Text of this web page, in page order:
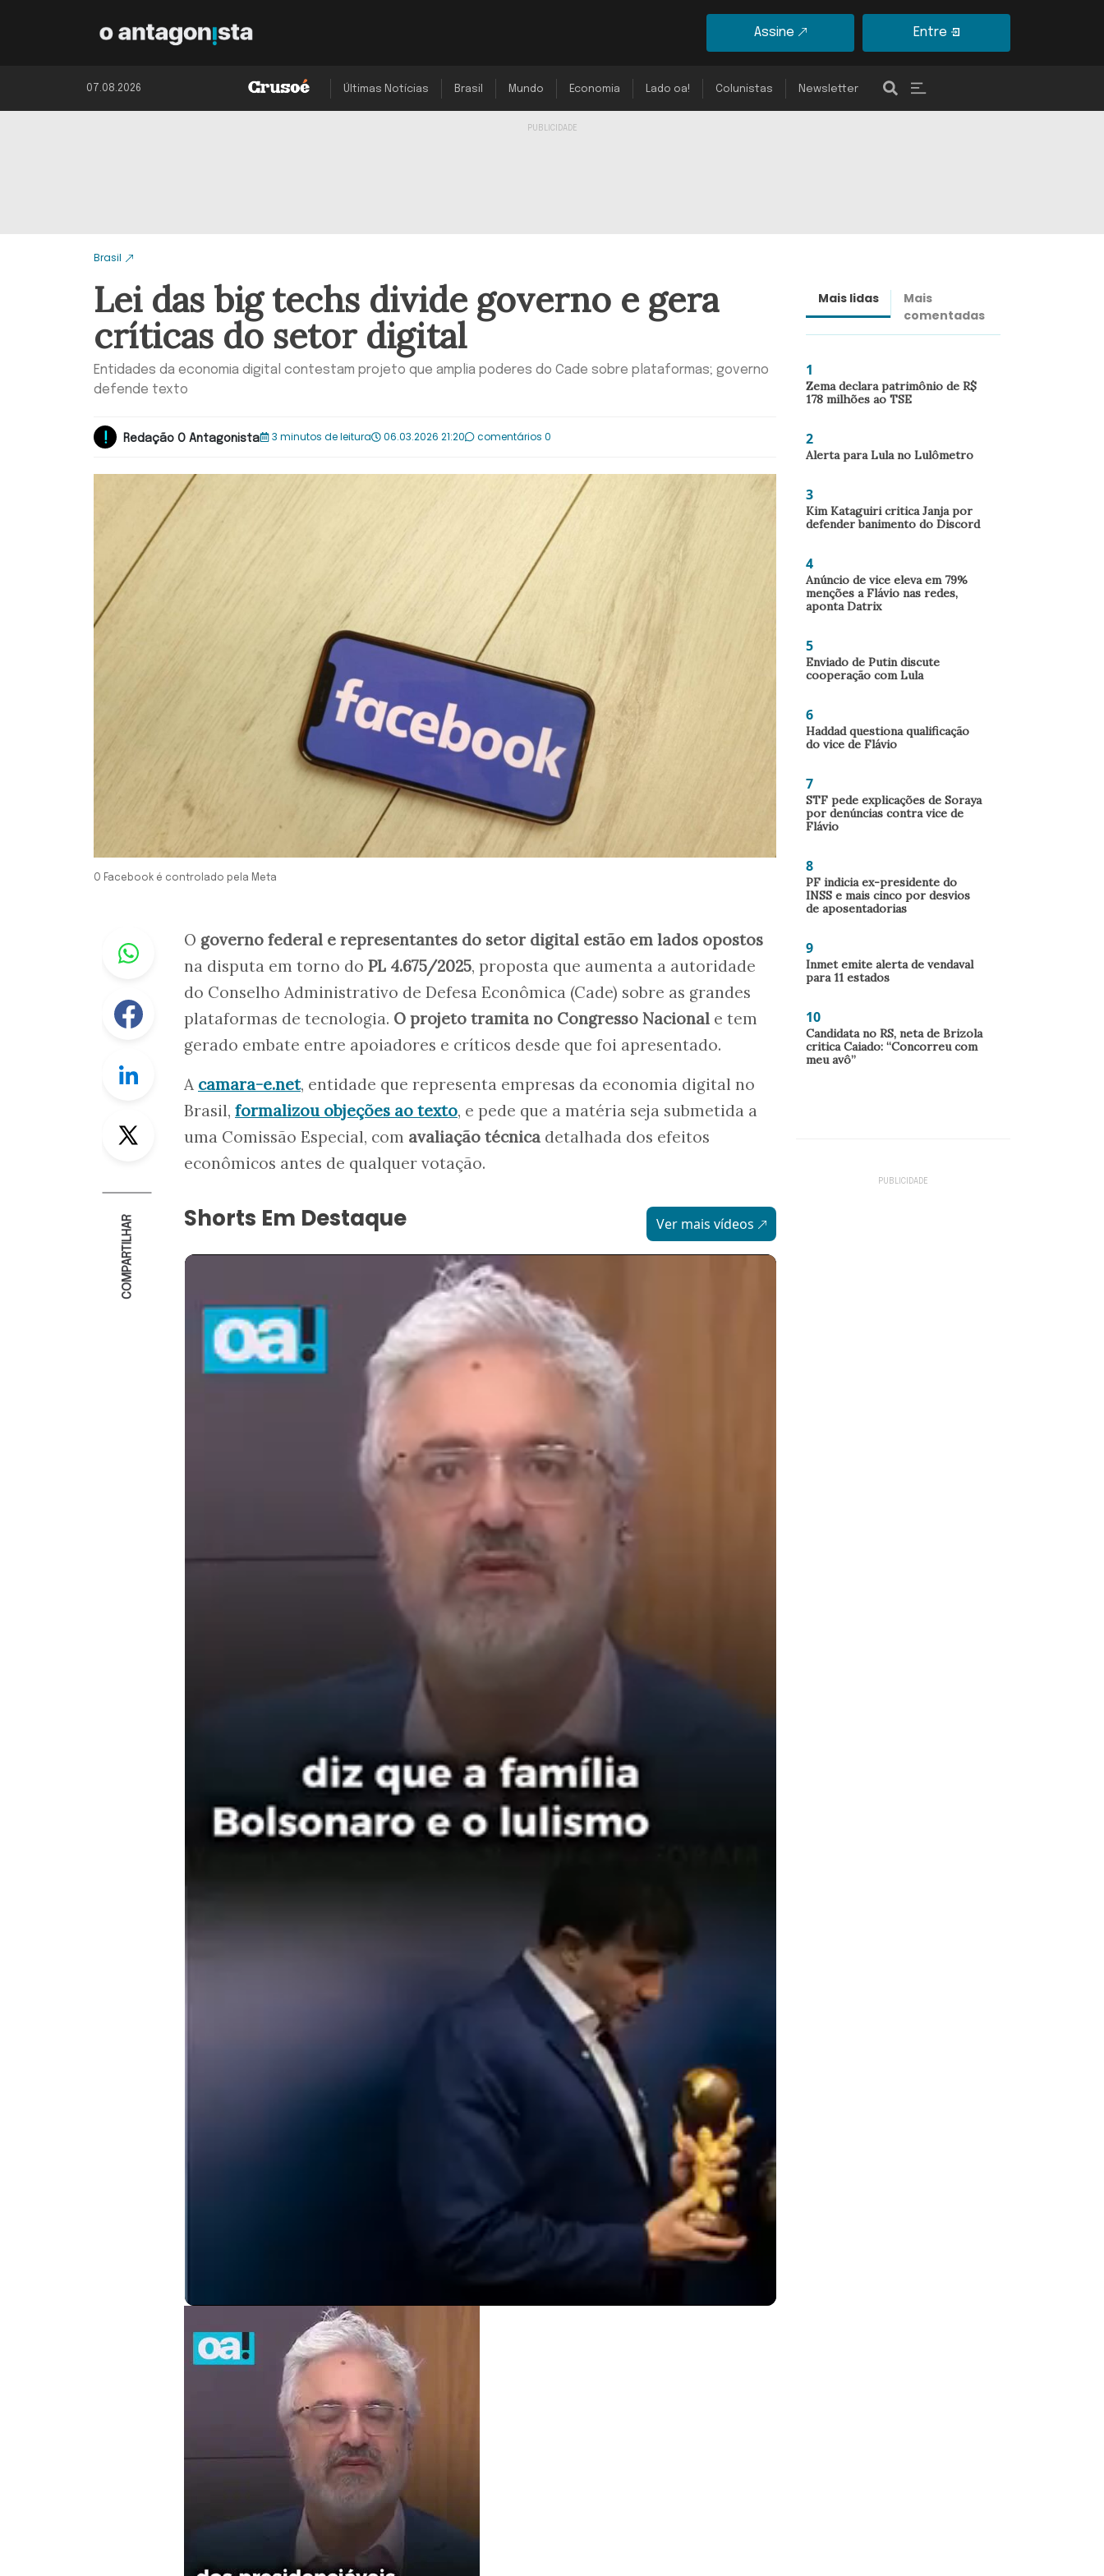
Assine Entre
07.08.2026 Últimas Notícias Brasil Mundo Economia Lado oa! Colunistas Newsletter
Brasil
Lei das big techs divide governo e gera
críticas do setor digital
Entidades da economia digital contestam projeto que amplia poderes do Cade sobre plataformas; governo
defende texto
Redação O Antagonista 3 minutos de leitura 06.03.2026 21:20 comentários 0
O Facebook é controlado pela Meta
Whastapp
Facebook
Linkedin
Twitter
COMPARTILHAR
O governo federal e representantes do setor digital estão em lados opostos
na disputa em torno do PL 4.675/2025, proposta que aumenta a autoridade
do Conselho Administrativo de Defesa Econômica (Cade) sobre as grandes
plataformas de tecnologia. O projeto tramita no Congresso Nacional e tem
gerado embate entre apoiadores e críticos desde que foi apresentado.
A camara-e.net, entidade que representa empresas da economia digital no
Brasil, formalizou objeções ao texto, e pede que a matéria seja submetida a
uma Comissão Especial, com avaliação técnica detalhada dos efeitos
econômicos antes de qualquer votação.
Shorts Em Destaque Ver mais vídeos
Mais lidas
Mais
comentadas
1
Zema declara patrimônio de R$
178 milhões ao TSE
2
Alerta para Lula no Lulômetro
3
Kim Kataguiri critica Janja por
defender banimento do Discord
4
Anúncio de vice eleva em 79%
menções a Flávio nas redes,
aponta Datrix
5
Enviado de Putin discute
cooperação com Lula
6
Haddad questiona qualificação
do vice de Flávio
7
STF pede explicações de Soraya
por denúncias contra vice de
Flávio
8
PF indicia ex-presidente do
INSS e mais cinco por desvios
de aposentadorias
9
Inmet emite alerta de vendaval
para 11 estados
10
Candidata no RS, neta de Brizola
critica Caiado: “Concorreu com
meu avô”